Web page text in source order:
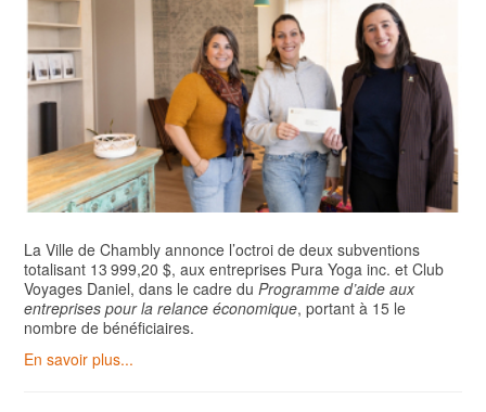
La Ville de Chambly annonce l’octroi de deux subventions
totalisant 13 999,20 $, aux entreprises Pura Yoga inc. et Club
Voyages Daniel, dans le cadre du Programme d’aide aux
entreprises pour la relance économique, portant à 15 le
nombre de bénéficiaires.
En savoir plus...